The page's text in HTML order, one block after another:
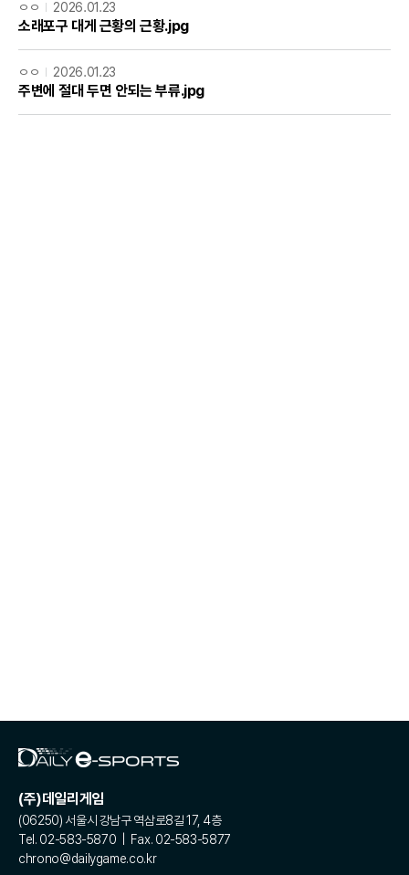
ㅇㅇ 2026.01.23
소래포구 대게 근황의 근황.jpg
ㅇㅇ 2026.01.23
주변에 절대 두면 안되는 부류.jpg
(주)데일리게임
(06250) 서울시 강남구 역삼로8길 17, 4층
Tel. 02-583-5870 | Fax. 02-583-5877
chrono@dailygame.co.kr